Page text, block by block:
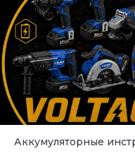
Аккумуляторные